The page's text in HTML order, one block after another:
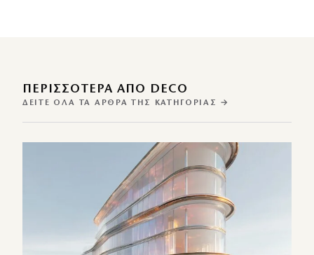
ΠΕΡΙΣΣΌΤΕΡΑ ΑΠΌ DECO
ΔΕΊΤΕ ΌΛΑ ΤΑ ΆΡΘΡΑ ΤΗΣ ΚΑΤΗΓΟΡΊΑΣ →